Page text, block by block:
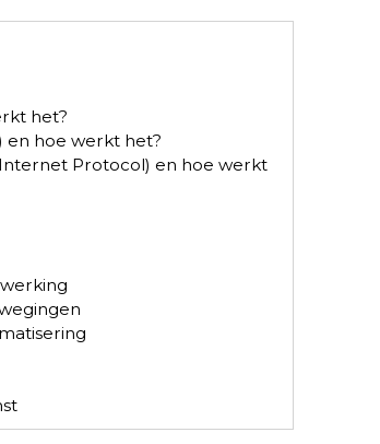
het?
en hoe werkt het?
Protocol) en hoe werkt